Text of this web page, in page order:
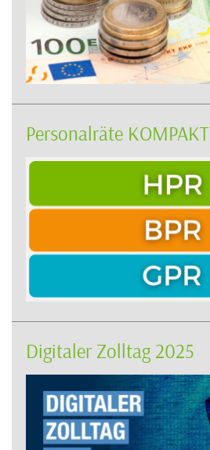
Personalräte KOMPAKT
Digitaler Zolltag 2025